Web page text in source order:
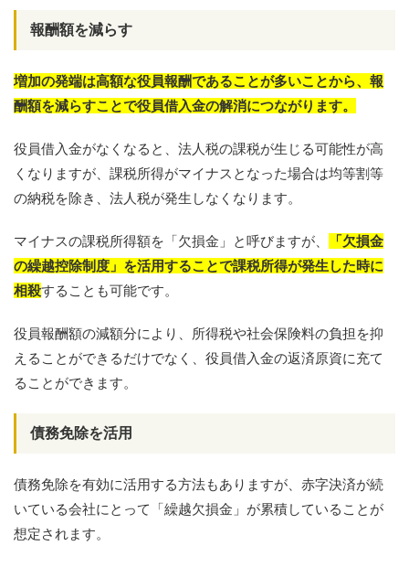
報酬額を減らす
増加の発端は高額な役員報酬であることが多いことから、報
酬額を減らすことで役員借入金の解消につながります。
役員借入金がなくなると、法人税の課税が生じる可能性が高
くなりますが、課税所得がマイナスとなった場合は均等割等
の納税を除き、法人税が発生しなくなります。
マイナスの課税所得額を「欠損金」と呼びますが、
「欠損金
の繰越控除制度」を活用することで課税所得が発生した時に
相殺することも可能です。
役員報酬額の減額分により、所得税や社会保険料の負担を抑
えることができるだけでなく、役員借入金の返済原資に充て
ることができます。
債務免除を活用
債務免除を有効に活用する方法もありますが、赤字決済が続
いている会社にとって「繰越欠損金」が累積していることが
想定されます。